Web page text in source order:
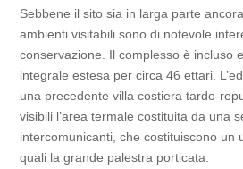
Sebbene il sito sia in larga parte
ambienti visitabili sono di notevole
conservazione. Il complesso è incluso
integrale estesa per circa 46 ettari.
una precedente villa costiera tardo-
visibili l’area termale costituita da una
intercomunicanti, che costituiscono un
quali la grande palestra porticata.